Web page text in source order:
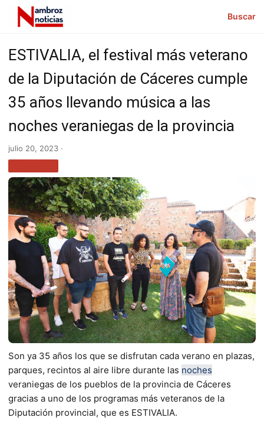
Buscar
ESTIVALIA, el festival más veterano
de la Diputación de Cáceres cumple
35 años llevando música a las
noches veraniegas de la provincia
julio 20, 2023 ·
Son ya 35 años los que se disfrutan cada verano en plazas,
parques, recintos al aire libre durante las noches
veraniegas de los pueblos de la provincia de Cáceres
gracias a uno de los programas más veteranos de la
Diputación provincial, que es ESTIVALIA.